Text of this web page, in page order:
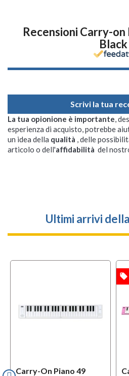
Recensioni Carry-on
Black
Scrivi la tua
La tua opionione è importante,
esperienza di acquisto, potrebbe
un idea della qualità , delle
articolo o dell'affidabilità del
Ultimi arrivi
Carry-On Piano 49
local_offer